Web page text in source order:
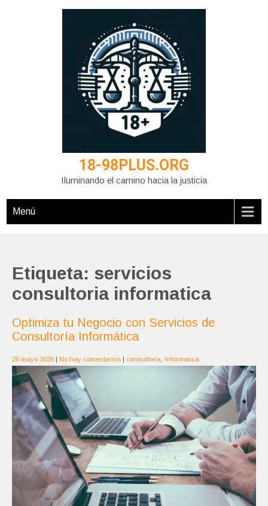
18-98PLUS.ORG
Iluminando el camino hacia la justicia
Menú
Etiqueta: servicios
consultoria informatica
Optimiza tu Negocio con Servicios de
Consultoría Informática
26 mayo 2026 | No hay comentarios | consultoria informatica